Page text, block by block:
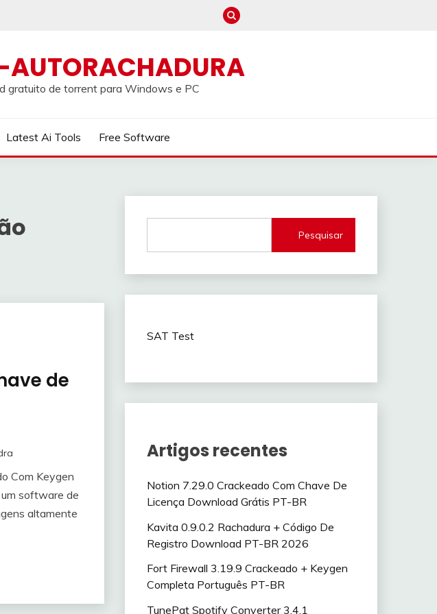
AUTORACHADURA
gratuito de torrent para Windows e PC
Latest Ai Tools Free Software
de
Com Keygen
software de
altamente
Pesquisar
SAT Test
Artigos recentes
Notion 7.29.0 Crackeado Com Chave De
Licença Download Grátis PT-BR
Kavita 0.9.0.2 Rachadura + Código De
Registro Download PT-BR 2026
Fort Firewall 3.19.9 Crackeado + Keygen
Completa Português PT-BR
TunePat Spotify Converter 3.4.1